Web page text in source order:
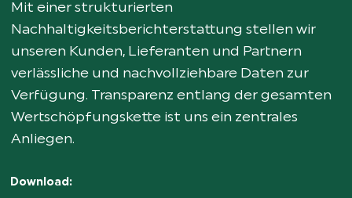
Mit einer strukturierten
Nachhaltigkeitsberichterstattung stellen wir
unseren Kunden, Lieferanten und Partnern
verlässliche und nachvollziehbare Daten zur
Verfügung. Transparenz entlang der gesamten
Wertschöpfungskette ist uns ein zentrales
Anliegen.
Download: